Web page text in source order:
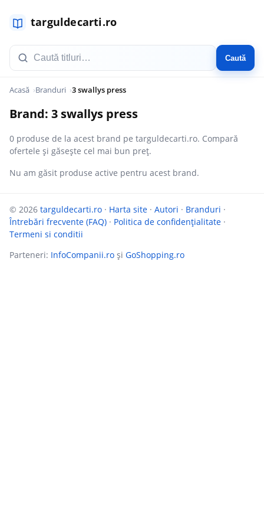
Caută
Acasă Branduri 3 swallys press
Brand: 3 swallys press
0 produse de la acest brand pe targuldecarti.ro. Compară
ofertele și găsește cel mai bun preț.
Nu am găsit produse active pentru acest brand.
© 2026 targuldecarti.ro · Harta site · Autori · Branduri ·
Întrebări frecvente (FAQ) · Politica de confidențialitate ·
Termeni si conditii
Parteneri: InfoCompanii.ro și GoShopping.ro